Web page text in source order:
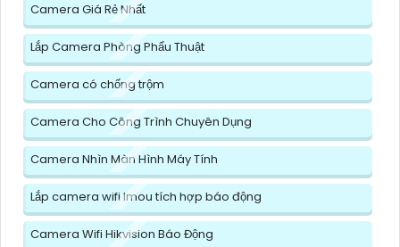
Camera Giá Rẻ Nhất
Lắp Camera Phòng Phẩu Thuật
Camera có chống trộm
Camera Cho Công Trình Chuyên Dụng
Camera Nhìn Màn Hình Máy Tính
Lắp camera wifi Imou tích hợp báo động
Camera Wifi Hikvision Báo Động